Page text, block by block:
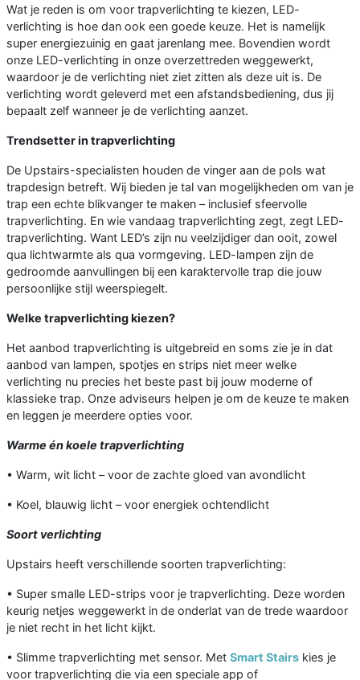
Wat je reden is om voor trapverlichting te kiezen, LED-
verlichting is hoe dan ook een goede keuze. Het is namelijk
super energiezuinig en gaat jarenlang mee. Bovendien wordt
onze LED-verlichting in onze overzettreden weggewerkt,
waardoor je de verlichting niet ziet zitten als deze uit is. De
verlichting wordt geleverd met een afstandsbediening, dus jij
bepaalt zelf wanneer je de verlichting aanzet.
Trendsetter in trapverlichting
De Upstairs-specialisten houden de vinger aan de pols wat
trapdesign betreft. Wij bieden je tal van mogelijkheden om van je
trap een echte blikvanger te maken – inclusief sfeervolle
trapverlichting. En wie vandaag trapverlichting zegt, zegt LED-
trapverlichting. Want LED’s zijn nu veelzijdiger dan ooit, zowel
qua lichtwarmte als qua vormgeving. LED-lampen zijn de
gedroomde aanvullingen bij een karaktervolle trap die jouw
persoonlijke stijl weerspiegelt.
Welke trapverlichting kiezen?
Het aanbod trapverlichting is uitgebreid en soms zie je in dat
aanbod van lampen, spotjes en strips niet meer welke
verlichting nu precies het beste past bij jouw moderne of
klassieke trap. Onze adviseurs helpen je om de keuze te maken
en leggen je meerdere opties voor.
Warme én koele trapverlichting
• Warm, wit licht – voor de zachte gloed van avondlicht
• Koel, blauwig licht – voor energiek ochtendlicht
Soort verlichting
Upstairs heeft verschillende soorten trapverlichting:
• Super smalle LED-strips voor je trapverlichting. Deze worden
keurig netjes weggewerkt in de onderlat van de trede waardoor
je niet recht in het licht kijkt.
• Slimme trapverlichting met sensor. Met Smart Stairs kies je
voor trapverlichting die via een speciale app of